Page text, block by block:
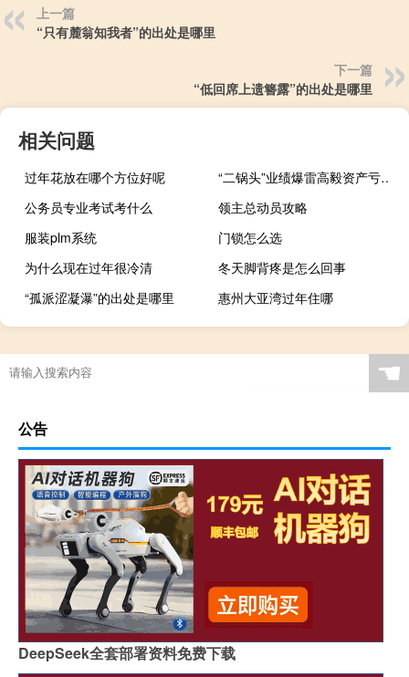
上一篇
“只有麓翁知我者”的出处是哪里
下一篇
“低回席上遗簪露”的出处是哪里
相关问题
过年花放在哪个方位好呢
“二锅头”业绩爆雷高毅资产亏大了
公务员专业考试考什么
领主总动员攻略
服装plm系统
门锁怎么选
为什么现在过年很冷清
冬天脚背疼是怎么回事
“孤派涩凝瀑”的出处是哪里
惠州大亚湾过年住哪
☚
公告
DeepSeek全套部署资料免费下载